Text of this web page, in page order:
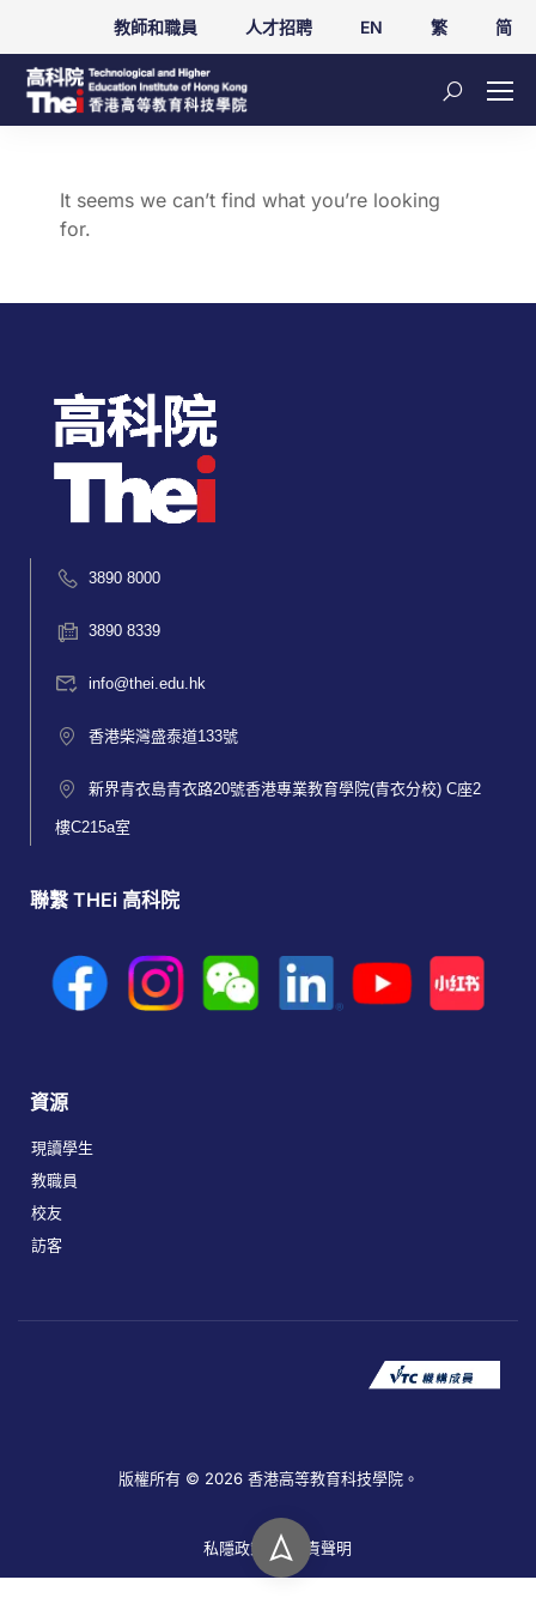
教師和職員 人才招聘 EN 繁 简
It seems we can’t find what you’re looking
for.
3890 8000
3890 8339
info@thei.edu.hk
香港柴灣盛泰道133號
新界青衣島青衣路20號香港專業教育學院(青衣分校) C座2
樓C215a室
聯繫 THEi 高科院
資源
現讀學生
教職員
校友
訪客
版權所有 © 2026 香港高等教育科技學院。
私隱政策 免責聲明